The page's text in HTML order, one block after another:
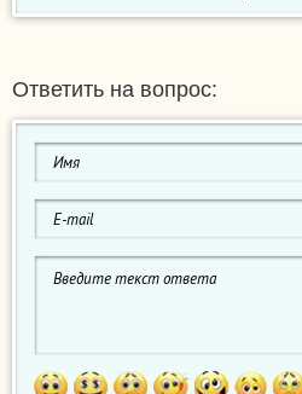
Ответить на вопрос: